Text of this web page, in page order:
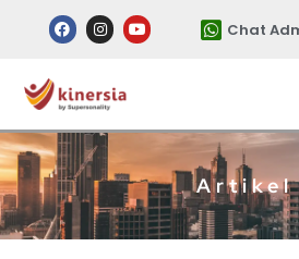
Chat
Artikel